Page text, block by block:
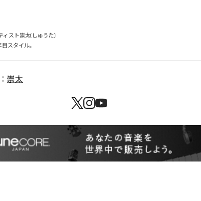
ィスト崇太(しゅうた)
崇太